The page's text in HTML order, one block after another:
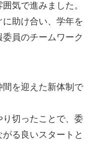
気で進みました。
助け合い、学年を
員のチームワーク
を迎えた新体制で
切ったことで、委
る良いスタートと